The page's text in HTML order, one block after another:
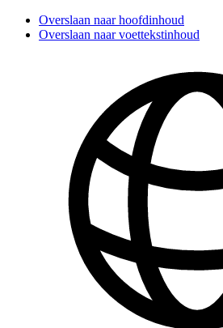
Overslaan naar hoofdinhoud
Overslaan naar voettekstinhoud